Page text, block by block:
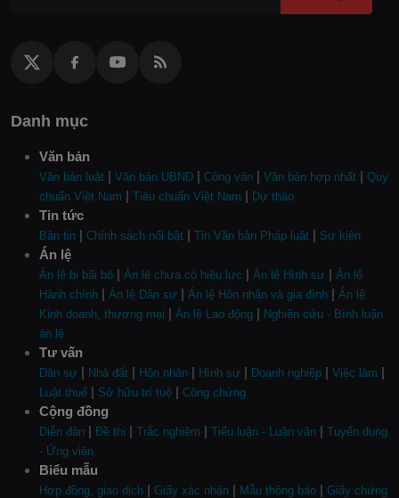
Danh mục
Văn bản
Văn bản luật | Văn bản UBND | Công văn | Văn bản hợp nhất | Quy
chuẩn Việt Nam | Tiêu chuẩn Việt Nam | Dự thảo
Tin tức
Bản tin | Chính sách nổi bật | Tin Văn bản Pháp luật | Sự kiện
Án lệ
Án lệ bị bãi bỏ | Án lệ chưa có hiệu lực | Án lệ Hình sự | Án lệ
Hành chính | Án lệ Dân sự | Án lệ Hôn nhân và gia đình | Án lệ
Kinh doanh, thương mại | Án lệ Lao động | Nghiên cứu - Bình luận
án lệ
Tư vấn
Dân sự | Nhà đất | Hôn nhân | Hình sự | Doanh nghiệp | Việc làm |
Luật thuế | Sở hữu trí tuệ | Công chứng
Cộng đồng
Diễn đàn | Đề thi | Trắc nghiệm | Tiểu luận - Luận văn | Tuyển dụng
- Ứng viên
Biểu mẫu
Hợp đồng, giao dịch | Giấy xác nhận | Mẫu thông báo | Giấy chứng